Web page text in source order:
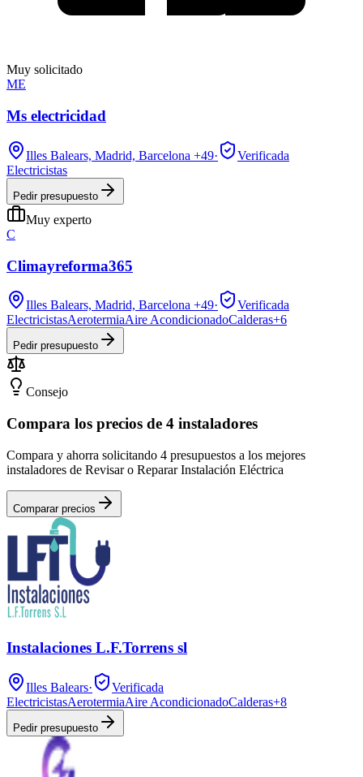
Muy solicitado
ME
Ms electricidad
Illes Balears, Madrid, Barcelona +49·
Verificada
Electricistas
Pedir presupuesto
Muy experto
C
Climayreforma365
Illes Balears, Madrid, Barcelona +49·
Verificada
ElectricistasAerotermiaAire AcondicionadoCalderas+6
Pedir presupuesto
Consejo
Compara los precios de 4 instaladores
Compara y ahorra solicitando 4 presupuestos a los mejores
instaladores de Revisar o Reparar Instalación Eléctrica
Comparar precios
Instalaciones L.F.Torrens sl
Illes Balears·
Verificada
ElectricistasAerotermiaAire AcondicionadoCalderas+8
Pedir presupuesto